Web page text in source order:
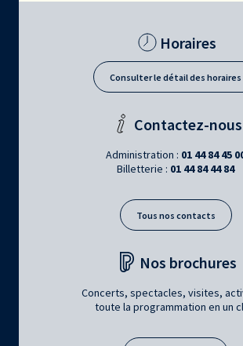
Horaires
Consulter le détail des horaires
Contactez-nous
Administration : 01 44 84 45
Billetterie : 01 44 84 44 84
Tous nos contacts
Nos brochures
Concerts, spectacles, visites,
toute la programmation en un